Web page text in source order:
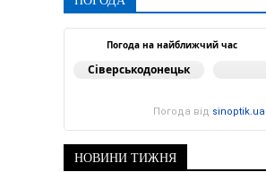
Погода на найближчий час
Сіверськодонецьк
Погода від sinoptik.ua
НОВИНИ ТИЖНЯ